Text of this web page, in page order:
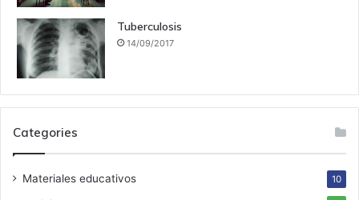
Tuberculosis
14/09/2017
Categories
Materiales educativos 10